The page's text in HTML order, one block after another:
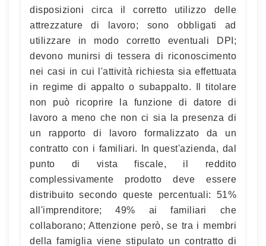
disposizioni circa il corretto utilizzo delle
attrezzature di lavoro; sono obbligati ad
utilizzare in modo corretto eventuali DPI;
devono munirsi di tessera di riconoscimento
nei casi in cui l'attività richiesta sia effettuata
in regime di appalto o subappalto. Il titolare
non può ricoprire la funzione di datore di
lavoro a meno che non ci sia la presenza di
un rapporto di lavoro formalizzato da un
contratto con i familiari. In quest'azienda, dal
punto di vista fiscale, il reddito
complessivamente prodotto deve essere
distribuito secondo queste percentuali: 51%
all'imprenditore; 49% ai familiari che
collaborano; Attenzione però, se tra i membri
della famiglia viene stipulato un contratto di